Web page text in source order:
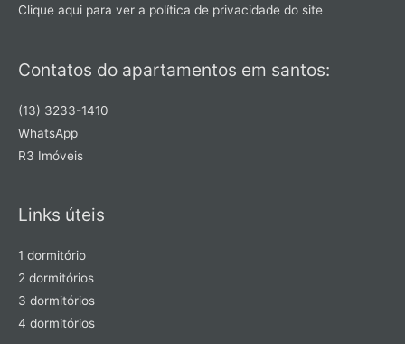
Clique aqui para ver a política de privacidade do site
Contatos do apartamentos em santos:
(13) 3233-1410
WhatsApp
R3 Imóveis
Links úteis
1 dormitório
2 dormitórios
3 dormitórios
4 dormitórios